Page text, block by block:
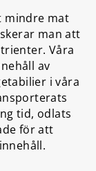
mindre mat
man att
Våra
av
i våra
tid, odlats
för att